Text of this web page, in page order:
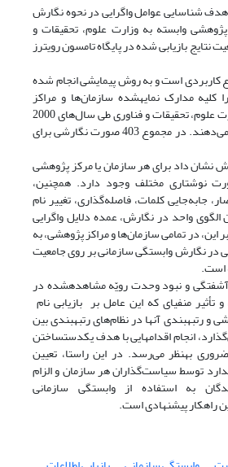
شناسایی عوامل واگرایی در نحوه نگارش
وابسته به وزارت علوم، تحقیقات و
نتایج بازیابی شده در پایگاه تامسون رویترز
کاربردی است و به روش پیمایشی انجام شده
است. جامعه پژوهش را کلیه مدارک نمایه‫شده سازمان‌ها و مراکز
پژوهشی وابسته به وزارت علوم، تحقیقات و فناوری طی سال‌های 2000
تا 2016 میلادی تشکیل می‌دهند. در مجموع 403 صورت نگارشی برای
نشان داد برای هر سازمان یا مرکز پژوهشی
میانگین 16 صورت نوشتاری مختلف وجود دارد. همچنین،
جابه‌جایی کلمات، فاصله‌گذاری، تغییر نام
و رعایت‫نکردن الگوی واحد در نگارش، عمده دلایل واگرایی
در تمامی سازمان‌ها و مراکز پژوهشی، به
در نگارش وابستگی سازمانی بر روی جامعیت
است.
با توجه به آشفتگی‌ و نبود وحدت رویّه مشاهده‫شده در
درج وابستگی سازمانی و تأثیر منفی‫ای که این عامل بر بازیابی نام
سازمان‌ها و مراکز پژوهشی و رتبه‫بندی آنها در نظام‌های رتبه‫بندی بین
المللی و موارد جز آن می‌گذارد، انجام اقدام‫هایی با هدف یکدست‫ساختن
وابستگی‌های سازمانی ضروری به‫نظر می‌رسد. در این راستا، تعیین
توسط سیاست‌گذاران هر سازمان و الزام
به استفاده از وابستگی سازمانی